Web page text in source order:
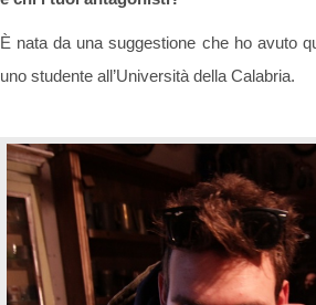
È nata da una suggestione che ho avuto
uno studente all’Università della Calabria.